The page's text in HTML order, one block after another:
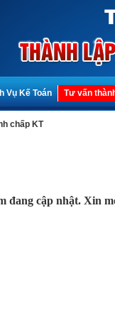
Vụ Kế Toán Tư vấn
chấp KT
đang cập nhật. Xin